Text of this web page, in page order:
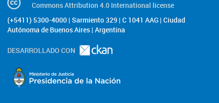
Commons Attribution 4.0 International license
(+5411) 5300-4000 | Sarmiento 329 | C 1041 AAG | Ciudad
Autónoma de Buenos Aires | Argentina
DESARROLLADO CON